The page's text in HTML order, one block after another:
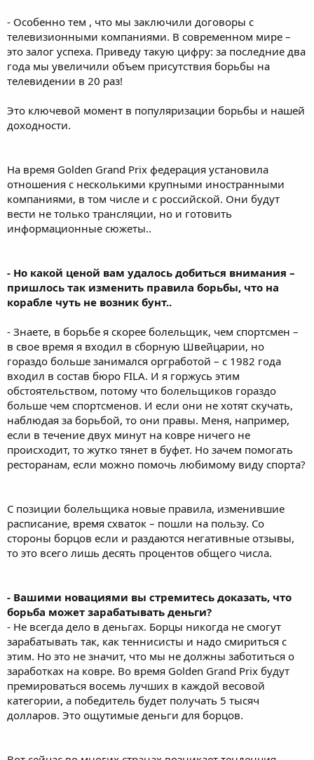
- Особенно тем , что мы заключили договоры с
телевизионными компаниями. В современном мире –
это залог успеха. Приведу такую цифру: за последние два
года мы увеличили объем присутствия борьбы на
телевидении в 20 раз!
Это ключевой момент в популяризации борьбы и нашей
доходности.
На время Golden Grand Prix федерация установила
отношения с несколькими крупными иностранными
компаниями, в том числе и с российской. Они будут
вести не только трансляции, но и готовить
информационные сюжеты..
- Но какой ценой вам удалось добиться внимания –
пришлось так изменить правила борьбы, что на
корабле чуть не возник бунт..
- Знаете, в борьбе я скорее болельщик, чем спортсмен –
в свое время я входил в сборную Швейцарии, но
гораздо больше занимался оргработой – с 1982 года
входил в состав бюро FILA. И я горжусь этим
обстоятельством, потому что болельщиков гораздо
больше чем спортсменов. И если они не хотят скучать,
наблюдая за борьбой, то они правы. Меня, например,
если в течение двух минут на ковре ничего не
происходит, то жутко тянет в буфет. Но зачем помогать
ресторанам, если можно помочь любимому виду спорта?
С позиции болельщика новые правила, изменившие
расписание, время схваток – пошли на пользу. Со
стороны борцов если и раздаются негативные отзывы,
то это всего лишь десять процентов общего числа.
- Вашими новациями вы стремитесь доказать, что
борьба может зарабатывать деньги?
- Не всегда дело в деньгах. Борцы никогда не смогут
зарабатывать так, как теннисисты и надо смириться с
этим. Но это не значит, что мы не должны заботиться о
заработках на ковре. Во время Golden Grand Prix будут
премироваться восемь лучших в каждой весовой
категории, а победитель будет получать 5 тысяч
долларов. Это ощутимые деньги для борцов.